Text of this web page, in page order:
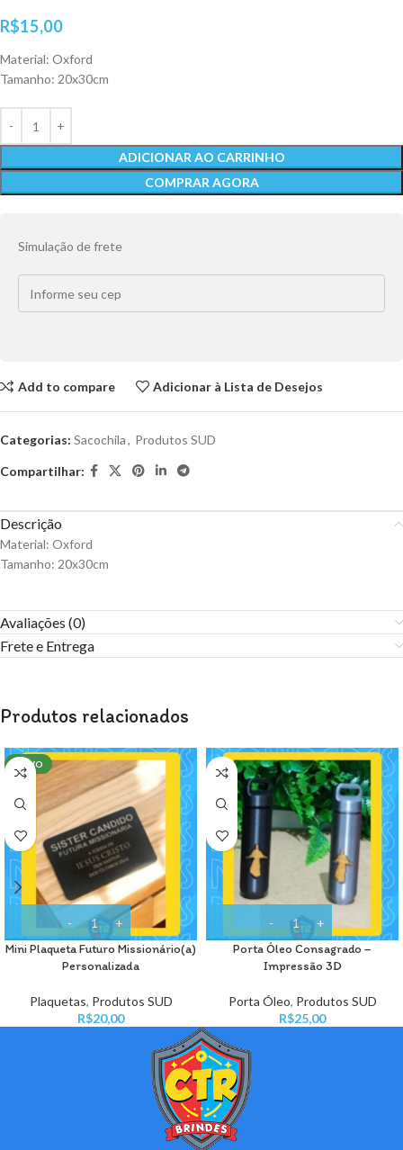
R$15,00
Material: Oxford
Tamanho: 20x30cm
ADICIONAR AO CARRINHO
COMPRAR AGORA
Simulação de frete
Add to compare Adicionar à Lista de Desejos
Categorias: Sacochila, Produtos SUD
Compartilhar:
Descrição
Material: Oxford
Tamanho: 20x30cm
Avaliações (0)
Frete e Entrega
Produtos relacionados
NOVO
Mini Plaqueta Futuro Missionário(a)
Personalizada
Plaquetas, Produtos SUD
R$20,00
Porta Óleo Consagrado –
Impressão 3D
Porta Óleo, Produtos SUD
R$25,00